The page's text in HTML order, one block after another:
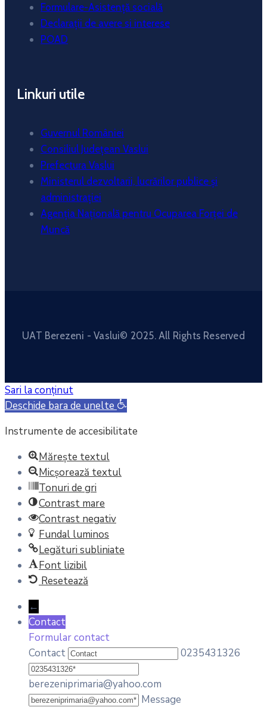
Formulare-Asistență socială
Declarații de avere si interese
POAD
Linkuri utile
Guvernul României
Consiliul Județean Vaslui
Prefectura Vaslui
Ministerul dezvoltarii, lucrărilor publice și
administrației
Agenția Națională pentru Ocuparea Forței de
Muncă
UAT Berezeni - Vaslui© 2025. All Rights Reserved
Sari la conținut
Deschide bara de unelte
Instrumente de accesibilitate
Mărește textul
Micșorează textul
Tonuri de gri
Contrast mare
Contrast negativ
Fundal luminos
Legături subliniate
Font lizibil
Resetează
←
Contact
Formular contact
Contact
0235431326
berezeniprimaria@yahoo.com
Message